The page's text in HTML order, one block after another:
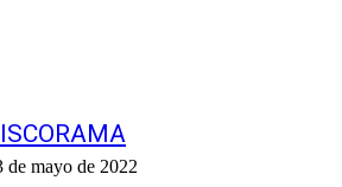
de mayo de 2022